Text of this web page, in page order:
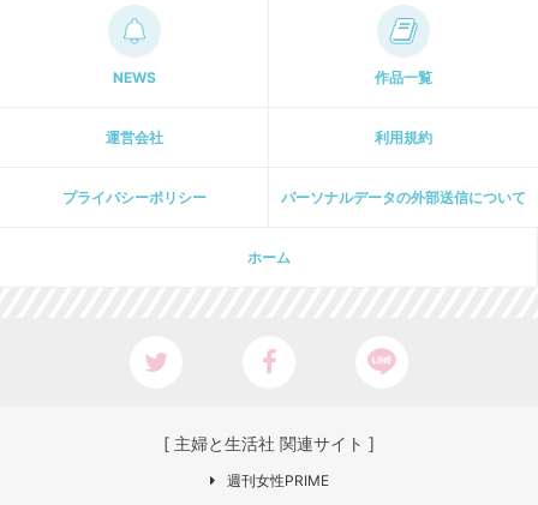
NEWS 作品一覧
運営会社 利用規約
プライパシーポリシー パーソナルデータの外部送信について
ホーム
[ 主婦と生活社 関連サイト ]
週刊女性PRIME